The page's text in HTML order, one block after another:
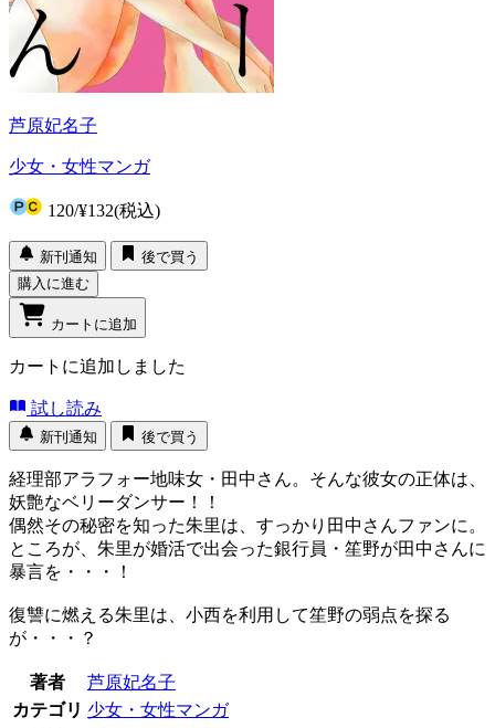
芦原妃名子
少女・女性マンガ
120/¥132(税込)
新刊通知
後で買う
購入に進む
カートに追加
カートに追加しました
試し読み
新刊通知 後で買う
経理部アラフォー地味女・田中さん。そんな彼女の正体は、
妖艶なベリーダンサー！！
偶然その秘密を知った朱里は、すっかり田中さんファンに。
ところが、朱里が婚活で出会った銀行員・笙野が田中さんに
暴言を・・・！
復讐に燃える朱里は、小西を利用して笙野の弱点を探る
が・・・？
著者
芦原妃名子
カテゴリ 少女・女性マンガ